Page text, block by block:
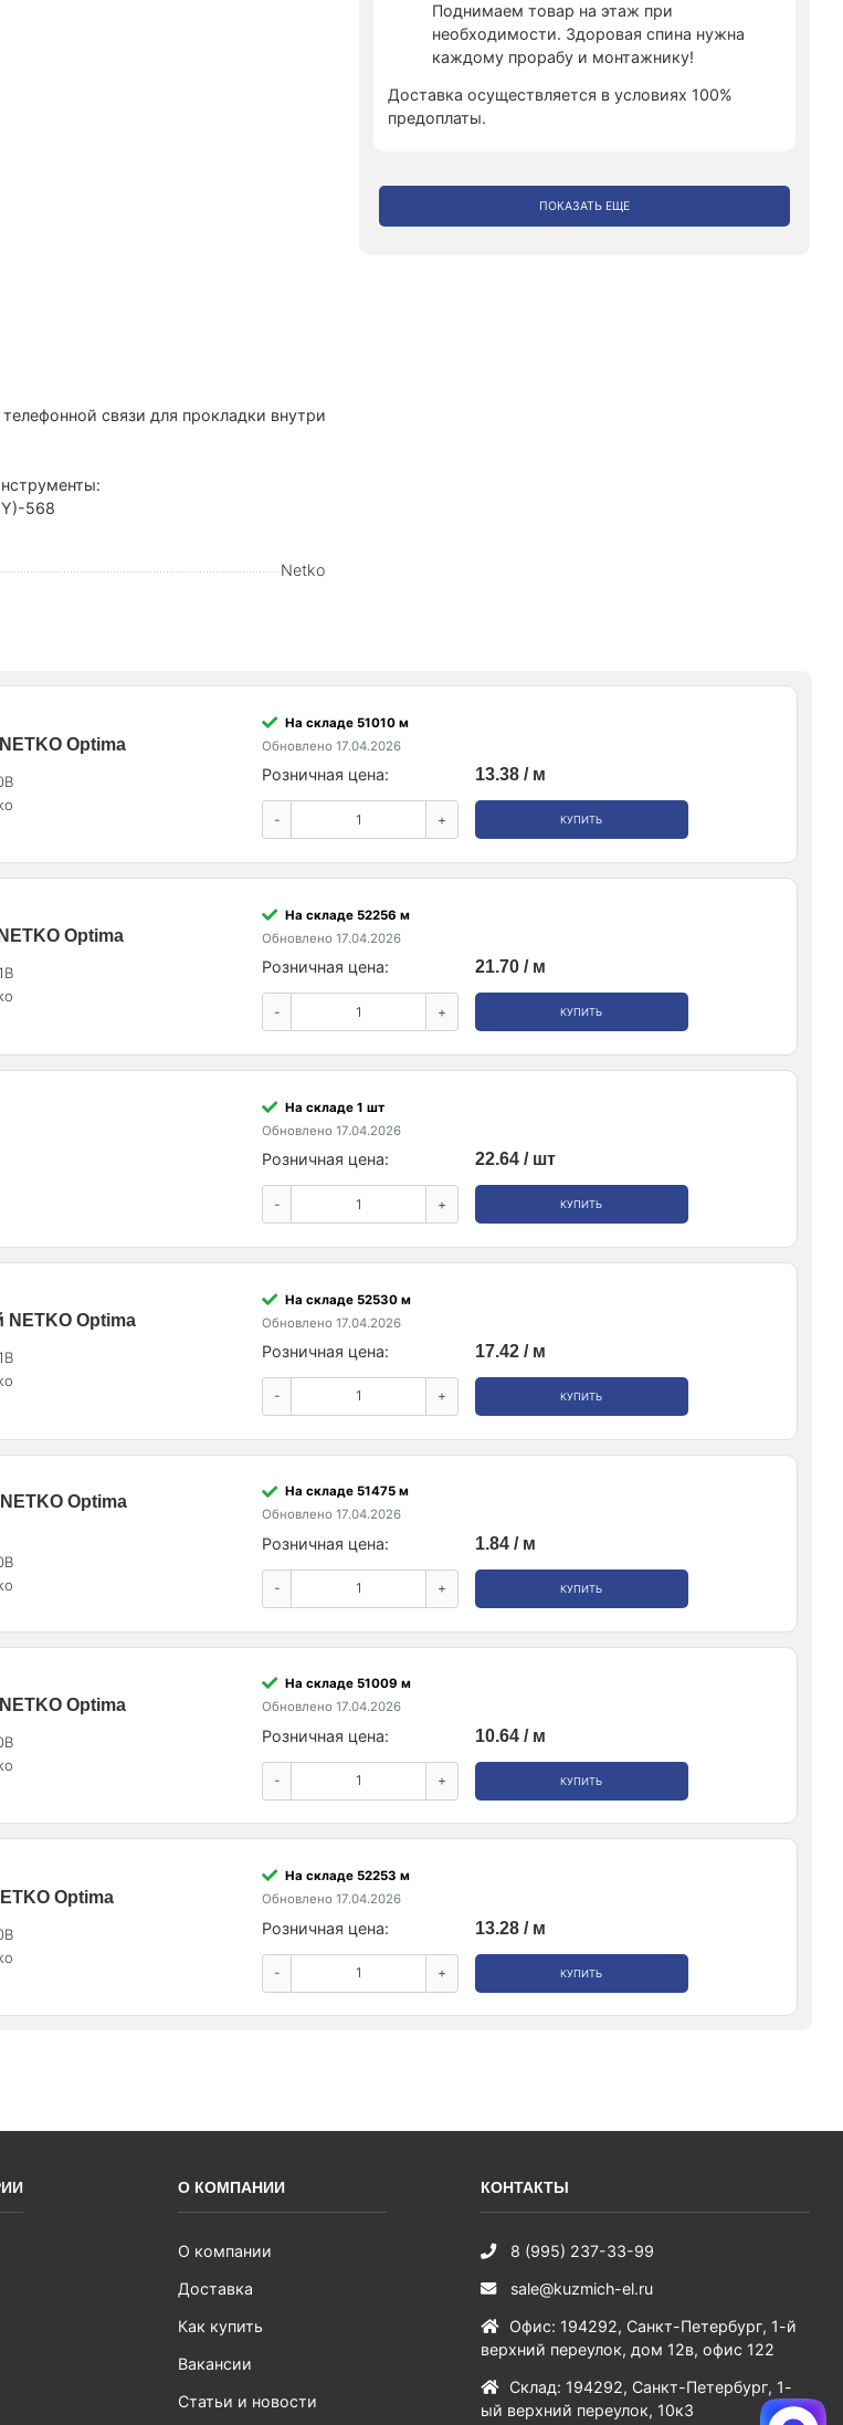
Поднимаем товар на этаж при
необходимости. Здоровая спина нужна
каждому прорабу и монтажнику!
Доставка осуществляется в условиях 100%
предоплаты.
ПОКАЗАТЬ ЕЩЕ
связи для прокладки внутри
568
Netko
Optima
На складе 51010 м
Обновлено 17.04.2026
Розничная цена: 13.38 / м
- + КУПИТЬ
Optima
На складе 52256 м
Обновлено 17.04.2026
Розничная цена: 21.70 / м
- + КУПИТЬ
На складе 1 шт
Обновлено 17.04.2026
Розничная цена: 22.64 / шт
- + КУПИТЬ
Optima
На складе 52530 м
Обновлено 17.04.2026
Розничная цена: 17.42 / м
- + КУПИТЬ
Optima
На складе 51475 м
Обновлено 17.04.2026
Розничная цена: 1.84 / м
- + КУПИТЬ
Optima
На складе 51009 м
Обновлено 17.04.2026
Розничная цена: 10.64 / м
- + КУПИТЬ
Optima
На складе 52253 м
Обновлено 17.04.2026
Розничная цена: 13.28 / м
- + КУПИТЬ
О КОМПАНИИ
О компании
Доставка
Как купить
Вакансии
Статьи и новости
КОНТАКТЫ
8 (995) 237-33-99
sale@kuzmich-el.ru
Офис: 194292, Санкт-Петербург, 1-й
верхний переулок, дом 12в, офис 122
Склад: 194292, Санкт-Петербург, 1-
ый верхний переулок, 10к3